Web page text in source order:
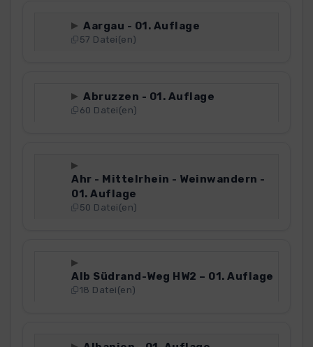
Aargau - 01. Auflage
57 Datei(en)
Abruzzen - 01. Auflage
60 Datei(en)
Ahr - Mittelrhein - Weinwandern -
01. Auflage
50 Datei(en)
Alb Südrand-Weg HW2 – 01. Auflage
18 Datei(en)